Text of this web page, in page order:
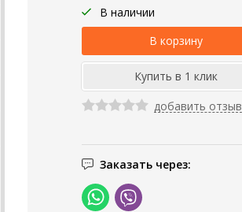
В наличии
добавить отзыв
Заказать через: